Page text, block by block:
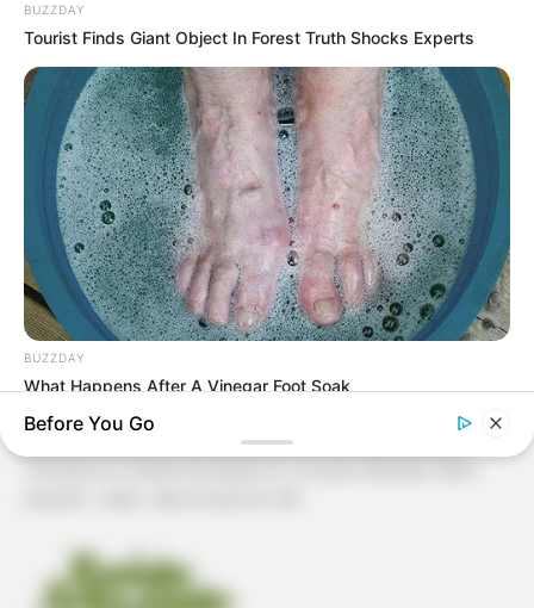
Patchwork
Pintura em Tecido
Sabonete artesanal
Artesanato com Garrafa Pet
Revista Artesanato - 18.079.935/0001-70 FBO Negócios de
BUZZDAY
Tourist Finds Giant Object In Forest Truth Shocks Experts
BUZZDAY
What Happens After A Vinegar Foot Soak
Before You Go